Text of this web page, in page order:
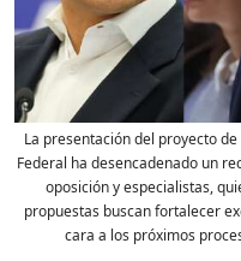
La presentación del proyecto
Federal ha desencadenado un
oposición y especialistas,
propuestas buscan fortalecer
cara a los próximos